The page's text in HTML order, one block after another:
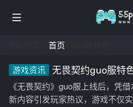
首页
游戏资讯
无畏契约guo服特
亮点你发现了吗？
《无畏契约》guo服上线后，凭
新内容引发玩家热议，游戏不仅